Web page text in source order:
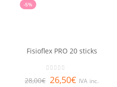
-5%
Fisioflex PRO 20 sticks
28,00€ 26,50€ IVA inc.